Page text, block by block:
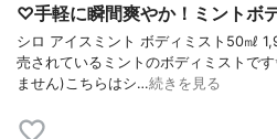
♡手軽に瞬間爽やか！ミントボ
シロ アイスミント ボディミスト50㎖
売されているミントのボディミストで
ません)こちらはシ…続きを見る